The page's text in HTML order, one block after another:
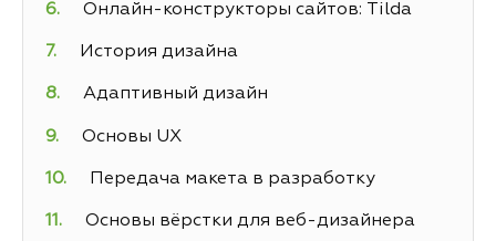
Онлайн-конструкторы сайтов: Tilda
История дизайна
Адаптивный дизайн
Основы UX
Передача макета в разработку
Основы вёрстки для веб-дизайнера